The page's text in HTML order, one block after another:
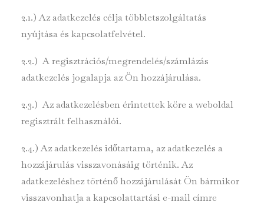
2.1.) Az adatkezelés célja többletszolgáltatás
nyújtása és kapcsolatfelvétel.
2.2.) A regisztrációs/megrendelés/számlázás
adatkezelés jogalapja az Ön hozzájárulása.
2.3.) Az adatkezelésben érintettek köre a weboldal
regisztrált felhasználói.
2.4.) Az adatkezelés időtartama, az adatkezelés a
hozzájárulás visszavonásáig történik. Az
adatkezeléshez történő hozzájárulását Ön bármikor
visszavonhatja a kapcsolattartási e-mail címre